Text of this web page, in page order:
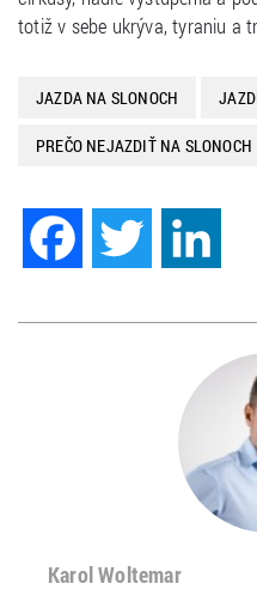
totiž v sebe ukrýva, tyraniu a
JAZDA NA SLONOCH
PREČO NEJAZDIŤ NA SLONOCH
Facebook Twitter
Karol Woltemar